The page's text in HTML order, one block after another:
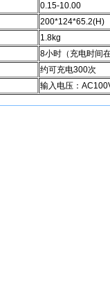
0.15-10.00
200*124*65.2(H)
1.8kg
8小时（充电时间
约可充电300次
输入电压：